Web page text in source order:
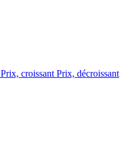
Prix, croissant Prix, décroissant